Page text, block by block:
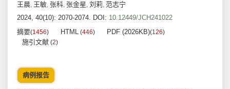
王晨, 王敏, 张科, 张金星, 刘莉, 范志宁
2024, 40(10): 2070-2074. DOI: 10.12449/JCH241022
摘要(1456) HTML (446) PDF (2026KB)(126)
施引文献 (2)
病例报告